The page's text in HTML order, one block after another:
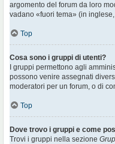
argomento del forum da loro
vadano «fuori tema» (in inglese,
Top
Cosa sono i gruppi di utenti?
I gruppi permettono agli
possono venire assegnati
moderatori per un forum, o di
Top
Dove trovo i gruppi e come
Trovi i gruppi nella sezione